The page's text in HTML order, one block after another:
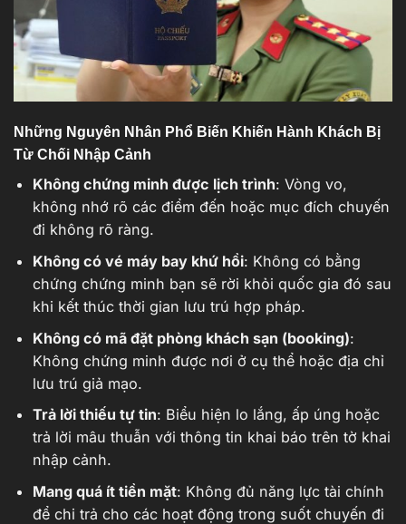
Những Nguyên Nhân Phổ Biến Khiến Hành Khách Bị
Từ Chối Nhập Cảnh
Không chứng minh được lịch trình: Vòng vo,
không nhớ rõ các điểm đến hoặc mục đích chuyến
đi không rõ ràng.
Không có vé máy bay khứ hồi: Không có bằng
chứng chứng minh bạn sẽ rời khỏi quốc gia đó sau
khi kết thúc thời gian lưu trú hợp pháp.
Không có mã đặt phòng khách sạn (booking):
Không chứng minh được nơi ở cụ thể hoặc địa chỉ
lưu trú giả mạo.
Trả lời thiếu tự tin: Biểu hiện lo lắng, ấp úng hoặc
trả lời mâu thuẫn với thông tin khai báo trên tờ khai
nhập cảnh.
Mang quá ít tiền mặt: Không đủ năng lực tài chính
để chi trả cho các hoạt động trong suốt chuyến đi